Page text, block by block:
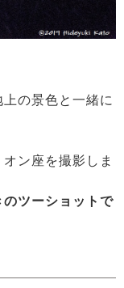
の景色と一緒に
ン座を撮影しま
ツーショットで